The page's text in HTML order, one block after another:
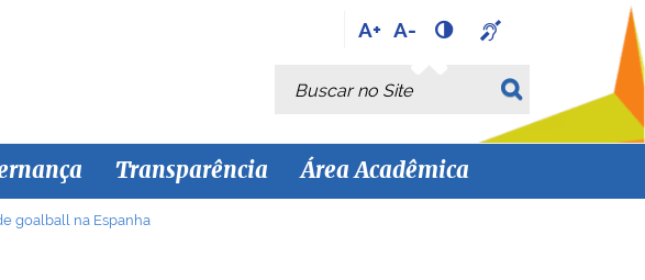
A+ A-
Busca
Busca Avançada…
Transparência Área Acadêmica
goalball na Espanha